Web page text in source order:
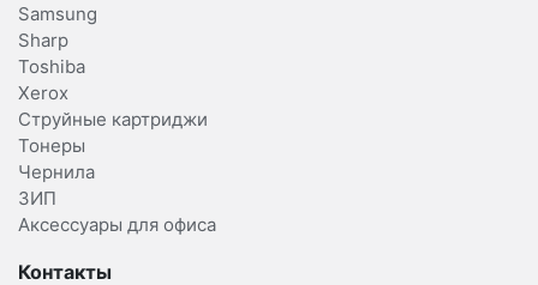
Samsung
Sharp
Toshiba
Xerox
Струйные картриджи
Тонеры
Чернила
ЗИП
Аксессуары для офиса
Контакты